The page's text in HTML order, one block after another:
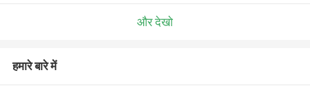
और देखो
हमारे बारे में